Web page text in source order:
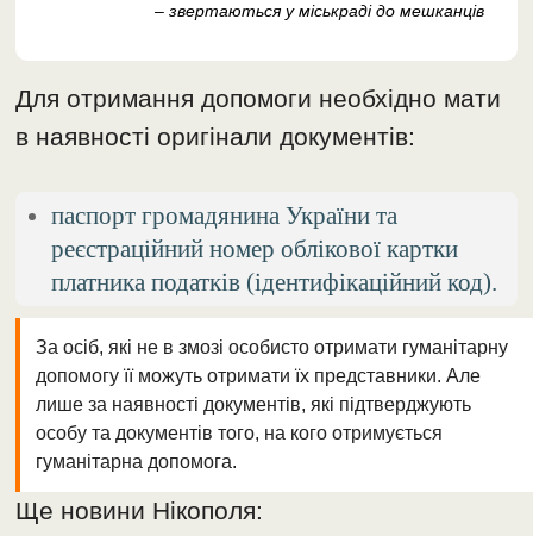
– звертаються у міськраді до мешканців
Для отримання допомоги необхідно мати
в наявності оригінали документів:
паспорт громадянина України та
реєстраційний номер облікової картки
платника податків (ідентифікаційний код).
За осіб, які не в змозі особисто отримати гуманітарну
допомогу її можуть отримати їх представники. Але
лише за наявності документів, які підтверджують
особу та документів того, на кого отримується
гуманітарна допомога.
Ще новини Нікополя: